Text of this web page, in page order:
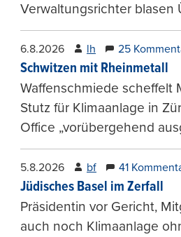
Verwaltungsrichter blasen
6.8.2026 lh 25
Schwitzen mit Rheinmetall
Waffenschmiede scheffelt
Stutz für Klimaanlage in
Office „vorübergehend
5.8.2026 bf 41
Jüdisches Basel im Zerfall
Präsidentin vor Gericht,
auch noch Klimaanlage